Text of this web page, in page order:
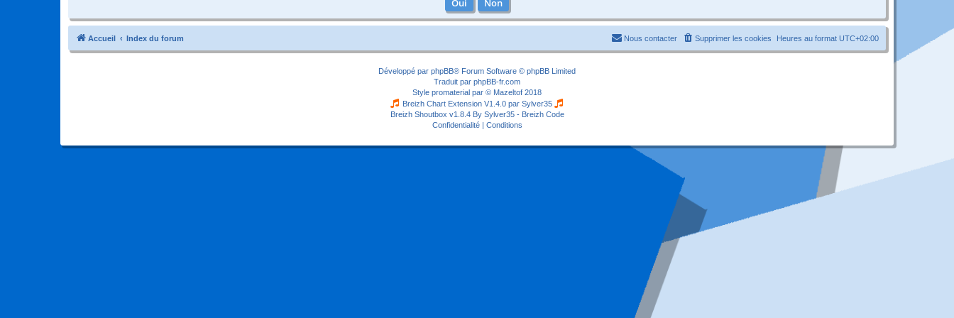
Accueil Index du forum Heures au format UTC+02:00
Supprimer les cookies
Nous contacter
Développé par phpBB® Forum Software © phpBB Limited
Traduit par phpBB-fr.com
Style promaterial par © Mazeltof 2018
Breizh Chart Extension V1.4.0 par Sylver35
Breizh Shoutbox v1.8.4 By Sylver35 - Breizh Code
Confidentialité| Conditions